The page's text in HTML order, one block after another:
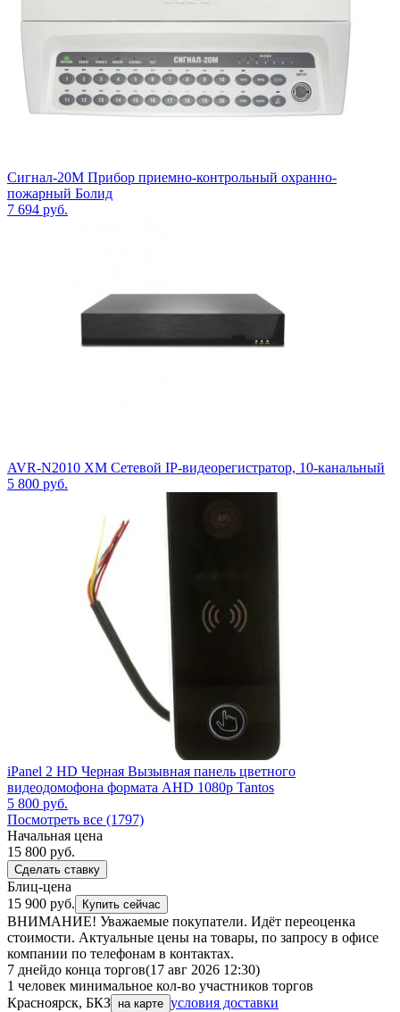
Сигнал-20М Прибор приемно-контрольный охранно-
пожарный Болид
7 694 руб.
AVR-N2010 XM Сетевой IP-видеорегистратор, 10-канальный
5 800 руб.
iPanel 2 HD Черная Вызывная панель цветного
видеодомофона формата AHD 1080p Tantos
5 800 руб.
Посмотреть все (1797)
Начальная цена
15 800 руб.
Сделать ставку
Блиц-цена
15 900 руб.
Купить сейчас
ВНИМАНИЕ! Уважаемые покупатели. Идёт переоценка
стоимости. Актуальные цены на товары, по запросу в офисе
компании по телефонам в контактах.
7 днейдо конца торгов(17 авг 2026 12:30)
1 человек минимальное кол-во участников торгов
Красноярск, БКЗ на карте условия доставки